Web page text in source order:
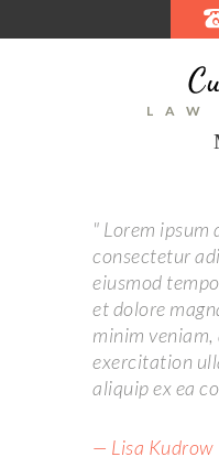
Lorem ipsum
consectetur
eiusmod
et dolore
minim
exercitation
aliquip ex ea
Lisa Kudrow